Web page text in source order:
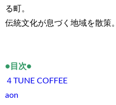
る町。
伝統文化が息づく地域を散策。
●目次●
４TUNE COFFEE
aon